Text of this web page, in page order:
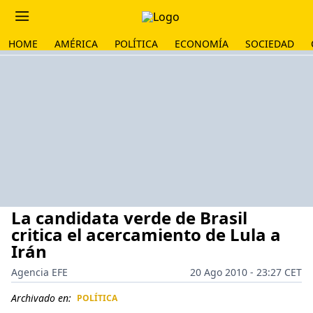
HOME AMÉRICA POLÍTICA ECONOMÍA SOCIEDAD
La candidata verde de Brasil
critica el acercamiento de Lula a
Irán
Agencia EFE
20 Ago 2010 - 23:27 CET
Archivado en: POLÍTICA